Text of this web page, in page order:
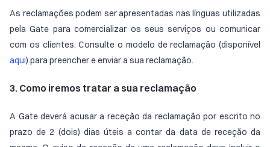
As reclamações podem ser apresentadas nas línguas utilizadas
pela Gate para comercializar os seus serviços ou comunicar
com os clientes. Consulte o modelo de reclamação (disponível
aqui) para preencher e enviar a sua reclamação.
3. Como iremos tratar a sua reclamação
A Gate deverá acusar a receção da reclamação por escrito no
prazo de 2 (dois) dias úteis a contar da data de receção da